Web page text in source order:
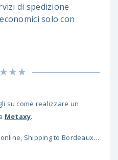
di spedizione
solo con
su come realizzare un
Metaxy.
Shipping to Bordeaux…